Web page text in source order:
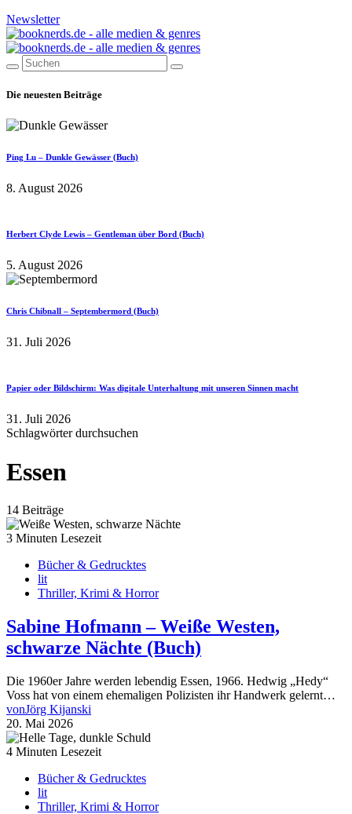
Newsletter
Die neuesten Beiträge
Ping Lu – Dunkle Gewässer (Buch)
8. August 2026
Herbert Clyde Lewis – Gentleman über Bord (Buch)
5. August 2026
Chris Chibnall – Septembermord (Buch)
31. Juli 2026
Papier oder Bildschirm: Was digitale Unterhaltung mit unseren Sinnen macht
31. Juli 2026
Schlagwörter durchsuchen
Essen
14 Beiträge
3 Minuten Lesezeit
Bücher & Gedrucktes
lit
Thriller, Krimi & Horror
Sabine Hofmann – Weiße Westen,
schwarze Nächte (Buch)
Die 1960er Jahre werden lebendig Essen, 1966. Hedwig „Hedy“
Voss hat von einem ehemaligen Polizisten ihr Handwerk gelernt…
vonJörg Kijanski
20. Mai 2026
4 Minuten Lesezeit
Bücher & Gedrucktes
lit
Thriller, Krimi & Horror